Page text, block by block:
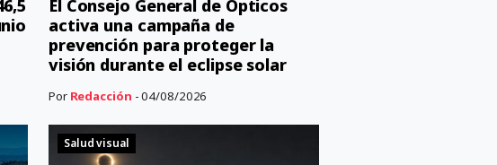
El Consejo General de Ópticos
activa una campaña de
prevención para proteger la
visión durante el eclipse solar
Por Redacción - 04/08/2026
Salud visual